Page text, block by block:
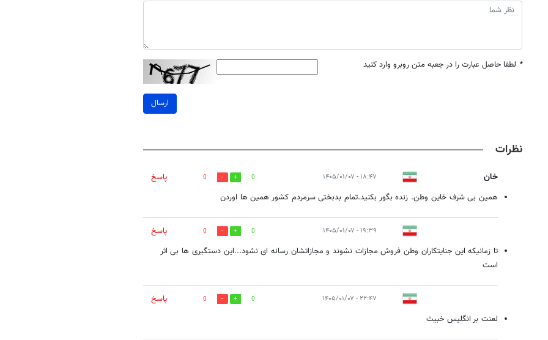
* لطفا حاصل عبارت را در جعبه متن روبرو وارد کنید
ارسال
نظرات
خان ۱۸:۴۷ - ۱۴۰۵/۰۱/۰۷ 0
0
پاسخ
همین بی شرف خاین وطن. زنده بگور بکنید.تمام بدبختی سرمردم کشور همین ها اوردن
۱۹:۳۹ - ۱۴۰۵/۰۱/۰۷ 0
0
پاسخ
تا زمانیکه این جنایتکاران وطن فروش مجازات نشوند و مجازاتشان رسانه ای نشود...این دستگیری ها بی اثر
است
۲۲:۴۷ - ۱۴۰۵/۰۱/۰۷ 0
0
پاسخ
لعنت بر انگلیس خبیث